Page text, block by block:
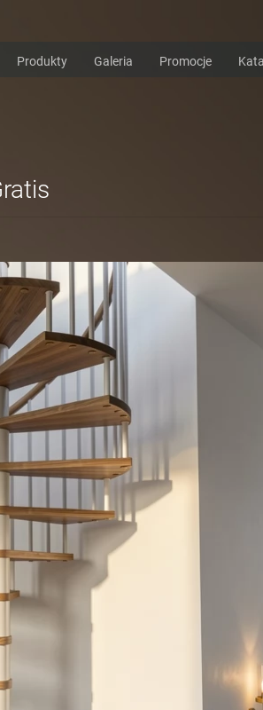
Produkty Galeria Promocje